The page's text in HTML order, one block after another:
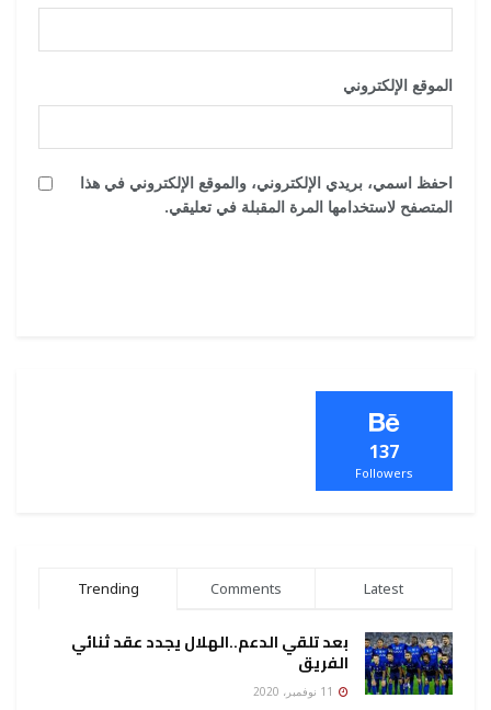
الموقع الإلكتروني
احفظ اسمي، بريدي الإلكتروني، والموقع الإلكتروني في هذا
المتصفح لاستخدامها المرة المقبلة في تعليقي.
137
Followers
Trending Comments Latest
بعد تلقي الدعم..الهلال يجدد عقد ثنائي
الفريق